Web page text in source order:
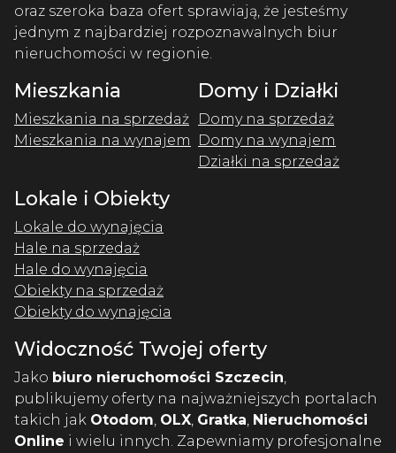
oraz szeroka baza ofert sprawiają, że jesteśmy
jednym z najbardziej rozpoznawalnych biur
nieruchomości w regionie.
Mieszkania
Mieszkania na sprzedaż
Mieszkania na wynajem
Domy i Działki
Domy na sprzedaż
Domy na wynajem
Działki na sprzedaż
Lokale i Obiekty
Lokale do wynajęcia
Hale na sprzedaż
Hale do wynajęcia
Obiekty na sprzedaż
Obiekty do wynajęcia
Widoczność Twojej oferty
Jako biuro nieruchomości Szczecin,
publikujemy oferty na najważniejszych portalach
takich jak Otodom, OLX, Gratka, Nieruchomości
Online i wielu innych. Zapewniamy profesjonalne